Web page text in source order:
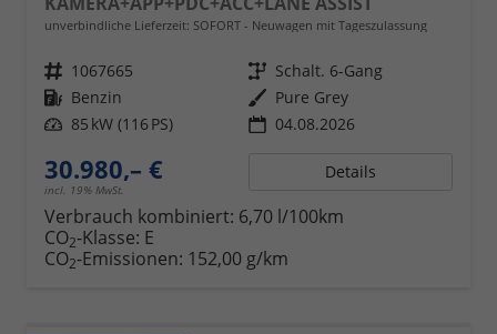
unverbindliche Lieferzeit: SOFORT Neuwagen mit Tageszulassung
Fahrzeugnr. 1067665 Getriebe Schalt. 6-Gang
Kraftstoff Benzin Außenfarbe Pure Grey
Leistung 85 kW (116 PS) 04.08.2026
30.980,– €
incl. 19% MwSt.
Details
Verbrauch kombiniert: 6,70 l/100km
CO2-Klasse: E
CO2-Emissionen: 152,00 g/km